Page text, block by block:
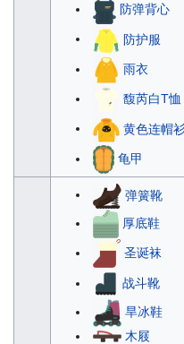
防弹背心
防护服
雨衣
馥芮白T恤
黄色连帽
龟甲
弹簧靴
厚底鞋
圣诞袜
战斗靴
旱冰鞋
木屐